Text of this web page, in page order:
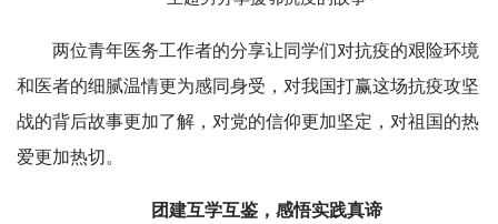
两位青年医务工作者的分享让同学们对抗疫的艰险环境
和医者的细腻温情更为感同身受，对我国打赢这场抗疫攻坚
战的背后故事更加了解，对党的信仰更加坚定，对祖国的热
爱更加热切。
团建互学互鉴，感悟实践真谛